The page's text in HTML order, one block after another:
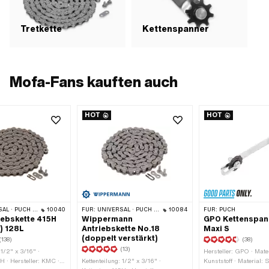
Tretkette Kettenspanner
Mofa-Fans kauften auch
BELMONDO · TOMOS · BYE BIKE · ALPA CHOPPER / TURBO · CILO 10040
415H
128L
2" x 3/16" ·
· Hersteller: KMC ·
HOT
FÜR: UNIVERSAL · PUCH · SACHS · PONY / CILO (BETA 521 & 512) · ZÜNDAPP BELMONDO · TOMOS · BYE BIKE · CILO 10084
Wippermann
Antriebskette No.18
(doppelt verstärkt)
(13)
Kettenteilung: 1/2" x 3/16" ·
HOT
FÜR: PUCH
GPO
Maxi S
(38)
Hersteller: GPO ·
Kunststoff · Material: